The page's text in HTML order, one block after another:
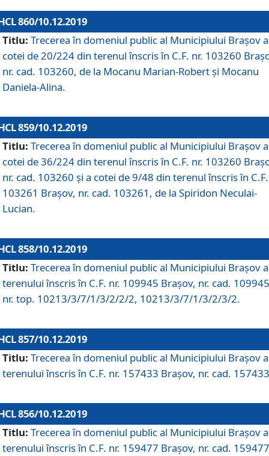
860/10.12.2019
Titlu: Trecerea în domeniul public al Municipiului Braşov a
cotei de 20/224 din terenul înscris în C.F. nr. 103260
nr. cad. 103260, de la Mocanu Marian-Robert și Mocanu
Daniela-Alina.
859/10.12.2019
Titlu: Trecerea în domeniul public al Municipiului Braşov a
cotei de 36/224 din terenul înscris în C.F. nr. 103260
nr. cad. 103260 și a cotei de 9/48 din terenul înscris în
103261 Brașov, nr. cad. 103261, de la Spiridon Neculai-
Lucian.
858/10.12.2019
Titlu: Trecerea în domeniul public al Municipiului Braşov a
terenului înscris în C.F. nr. 109945 Brașov, nr. cad.
nr. top. 10213/3/7/1/3/2/2/2, 10213/3/7/1/3/2/3/2.
857/10.12.2019
Titlu: Trecerea în domeniul public al Municipiului Braşov a
terenului înscris în C.F. nr. 157433 Brașov, nr. cad.
856/10.12.2019
Titlu: Trecerea în domeniul public al Municipiului Braşov a
terenului înscris în C.F. nr. 159477 Brașov, nr. cad.